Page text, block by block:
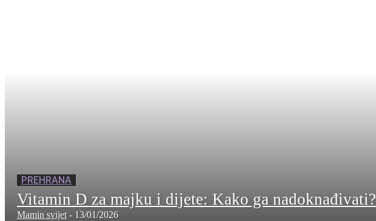
PREHRANA
Vitamin D za majku i dijete: Kako ga nadoknađivati?
Mamin svijet - 13/01/2026